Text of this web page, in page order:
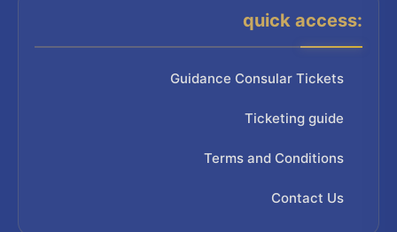
quick access:
Guidance Consular Tickets
Ticketing guide
Terms and Conditions
Contact Us